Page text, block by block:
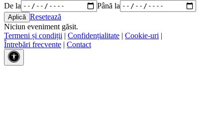
De la
Până la
Resetează
Niciun eveniment găsit.
Termeni și condiții | Confidențialitate | Cookie-uri |
Întrebări frecvente | Contact